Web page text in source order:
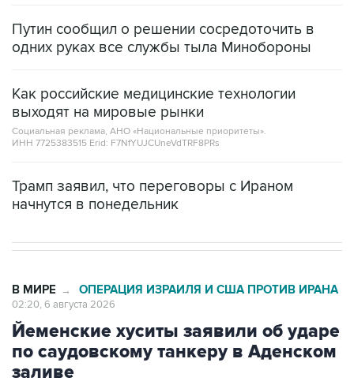
Путин сообщил о решении сосредоточить в
одних руках все службы тыла Минобороны
Как российские медицинские технологии
выходят на мировые рынки
Социальная реклама, АНО «Национальные приоритеты».
ИНН 7725383515 Erid: F7NfYUJCUneVdTRF8PRs
Трамп заявил, что переговоры с Ираном
начнутся в понедельник
В МИРЕ → ОПЕРАЦИЯ ИЗРАИЛЯ И США ПРОТИВ ИРАНА
02:20, 6 августа 2026
Йеменские хуситы заявили об ударе
по саудовскому танкеру в Аденском
заливе